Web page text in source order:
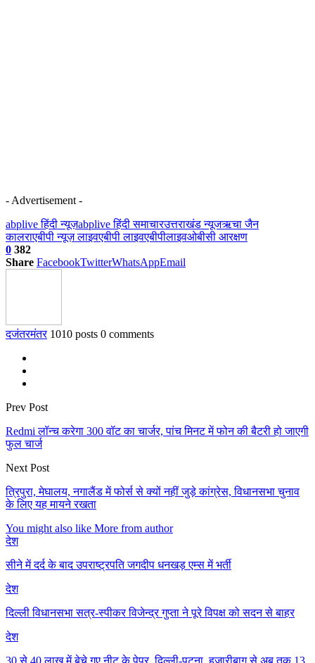
- Advertisement -
abplive हिंदी न्यूज़abplive हिंदी समाचारउत्तराखंड न्यूजऋचा जैन
कालराएबीपी न्यूज़ लाइवएबीपी लाइवएबीपीलाइवओबीसी आरक्षण
0 382
Share FacebookTwitterWhatsAppEmail
दजंतरमंतर 1010 posts 0 comments
Prev Post
Redmi लॉन्च करेगा 300 वॉट का चार्जर, पांच मिनट में फोन की बैटरी हो जाएगी
फुल चार्ज
Next Post
त्रिपुरा, मेघालय, नगालैंड में फोर्स से क्यों नहीं जुड़े कांग्रेस, विधानसभा चुनाव
के लिए यह मायने रखता
You might also like More from author
देश
सीने में दर्द के बाद उपराष्ट्रपति जगदीप धनखड़ एम्स में भर्ती
देश
दिल्ली विधानसभा सत्र-स्पीकर विजेन्द्र गुप्ता ने पूरे विपक्ष को सदन से बाहर
देश
30 से 40 लाख में बेचे गए नीट के पेपर, दिल्ली-पटना, हजारीबाग से अब तक 13